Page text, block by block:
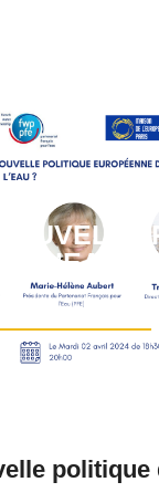
DE L’EAU ?
politique